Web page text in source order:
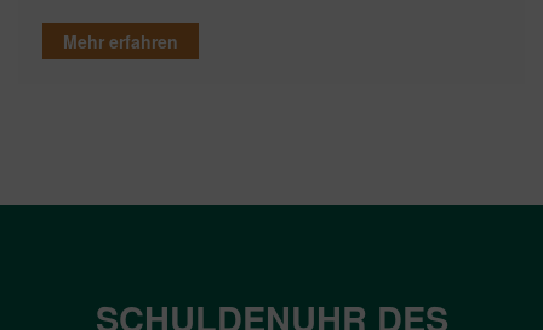
Mehr erfahren
SCHULDENUHR DES